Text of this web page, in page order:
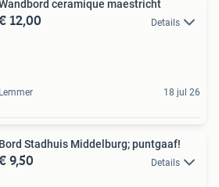
ceramique maestricht
12,00 Details
Lemmer 18 jul 26
Bord Stadhuis Middelburg; puntgaaf!
9,50 Details